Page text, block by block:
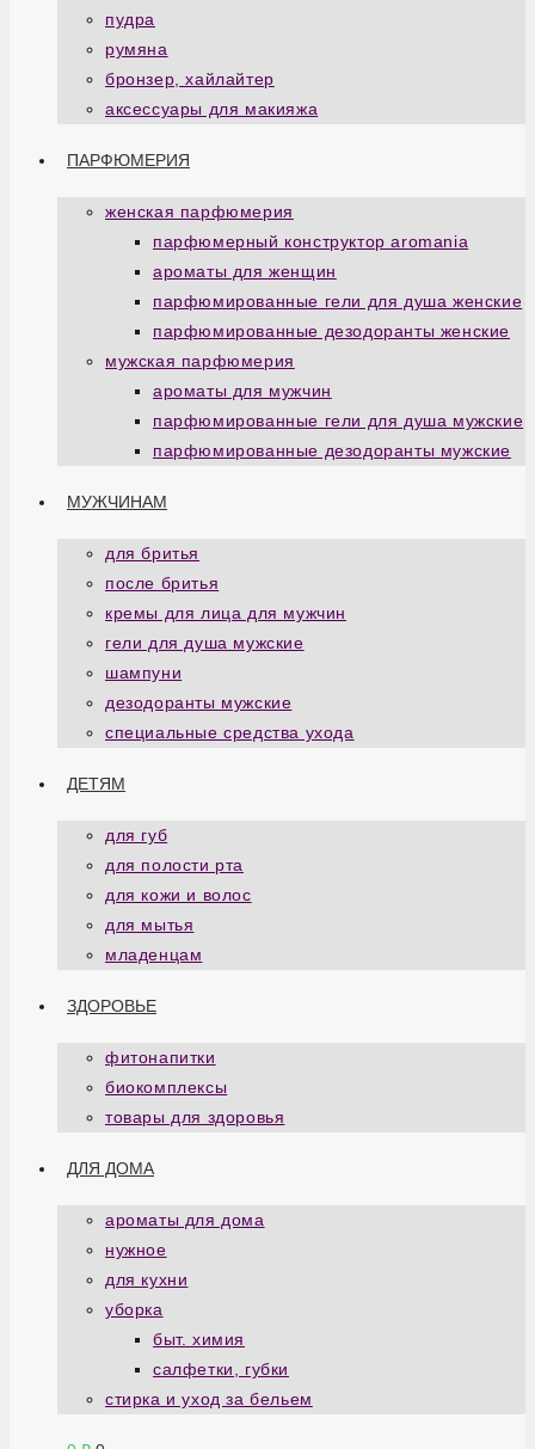
пудра
румяна
бронзер, хайлайтер
аксессуары для макияжа
ПАРФЮМЕРИЯ
женская парфюмерия
парфюмерный конструктор aromania
ароматы для женщин
парфюмированные гели для душа женские
парфюмированные дезодоранты женские
мужская парфюмерия
ароматы для мужчин
парфюмированные гели для душа мужские
парфюмированные дезодоранты мужские
МУЖЧИНАМ
для бритья
после бритья
кремы для лица для мужчин
гели для душа мужские
шампуни
дезодоранты мужские
специальные средства ухода
ДЕТЯМ
для губ
для полости рта
для кожи и волос
для мытья
младенцам
ЗДОРОВЬЕ
фитонапитки
биокомплексы
товары для здоровья
ДЛЯ ДОМА
ароматы для дома
нужное
для кухни
уборка
быт. химия
салфетки, губки
стирка и уход за бельем